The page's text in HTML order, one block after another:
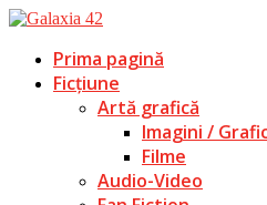
Prima pagină
Ficțiune
Artă grafică
Imagini /
Filme
Audio-Video